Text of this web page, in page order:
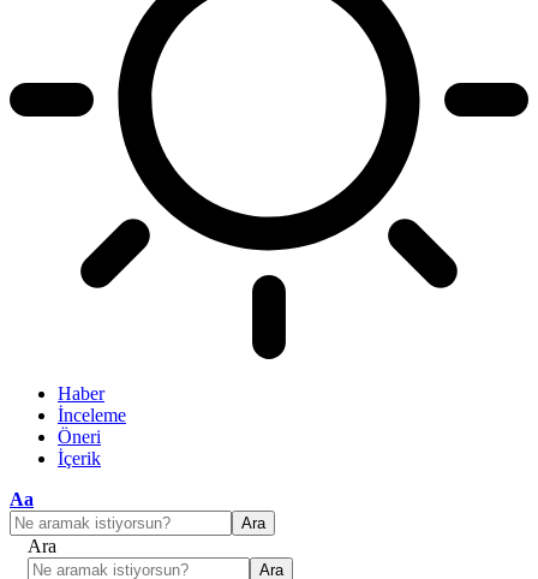
Haber
İnceleme
Öneri
İçerik
Font
Resizer
Aa
Ara